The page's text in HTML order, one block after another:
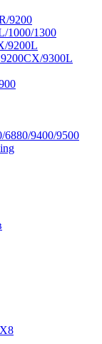
9200
1000/1300
9200L
9300L
6880/9400/9500